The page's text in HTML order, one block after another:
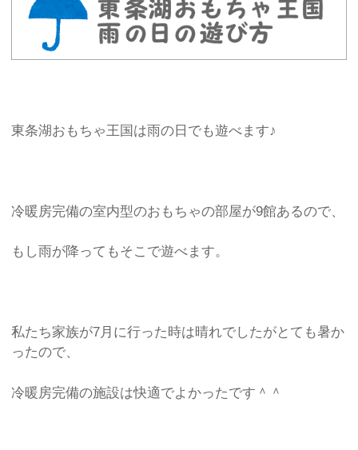
東条湖おもちゃ王国は雨の日でも遊べます♪
冷暖房完備の室内型のおもちゃの部屋が9館あるので、
もし雨が降ってもそこで遊べます。
私たち家族が7月に行った時は晴れでしたがとても暑か
ったので、
冷暖房完備の施設は快適でよかったです＾＾